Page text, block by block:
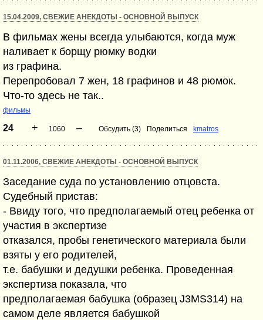
15.04.2009, СВЕЖИЕ АНЕКДОТЫ - ОСНОВНОЙ ВЫПУСК
В фильмах жены всегда улыбаются, когда муж
наливает к борщу рюмку водки
из графина.
Перепробовал 7 жен, 18 графинов и 48 рюмок.
Что-то здесь не так..
фильмы
24 + 1060 – Обсудить (3) Поделиться kmatros
01.11.2006, СВЕЖИЕ АНЕКДОТЫ - ОСНОВНОЙ ВЫПУСК
Заседание суда по установлению отцовста.
Судебный пристав:
- Ввиду того, что предполагаемый отец ребенка от
участия в экспертизе
отказался, пробы генетического материала были
взяты у его родителей,
т.е. бабушки и дедушки ребенка. Проведенная
экспертиза показала, что
предполагаемая бабушка (образец J3MS314) на
самом деле является бабушкой